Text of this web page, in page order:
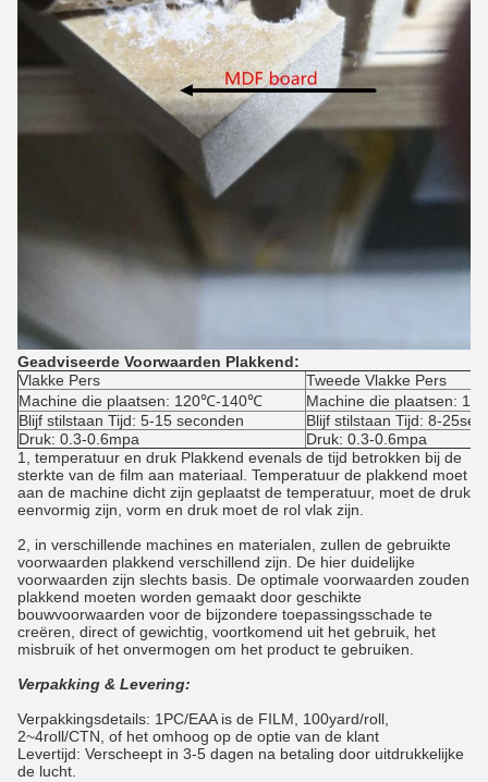
Geadviseerde Voorwaarden Plakkend:
Vlakke Pers
Tweede Vlakke Pers
Machine die plaatsen: 120℃-140℃
Machine die plaatsen:
Blijf stilstaan Tijd: 5-15 seconden
Blijf stilstaan Tijd: 8-
Druk: 0.3-0.6mpa
Druk: 0.3-0.6mpa
1, temperatuur en druk Plakkend evenals de tijd betrokken bij de
sterkte van de film aan materiaal. Temperatuur de plakkend moet
aan de machine dicht zijn geplaatst de temperatuur, moet de druk
eenvormig zijn, vorm en druk moet de rol vlak zijn.
2, in verschillende machines en materialen, zullen de gebruikte
voorwaarden plakkend verschillend zijn. De hier duidelijke
voorwaarden zijn slechts basis. De optimale voorwaarden zouden
plakkend moeten worden gemaakt door geschikte
bouwvoorwaarden voor de bijzondere toepassingsschade te
creëren, direct of gewichtig, voortkomend uit het gebruik, het
misbruik of het onvermogen om het product te gebruiken.
Verpakking & Levering:
Verpakkingsdetails: 1PC/EAA is de FILM, 100yard/roll,
2~4roll/CTN, of het omhoog op de optie van de klant
Levertijd: Verscheept in 3-5 dagen na betaling door uitdrukkelijke
de lucht.